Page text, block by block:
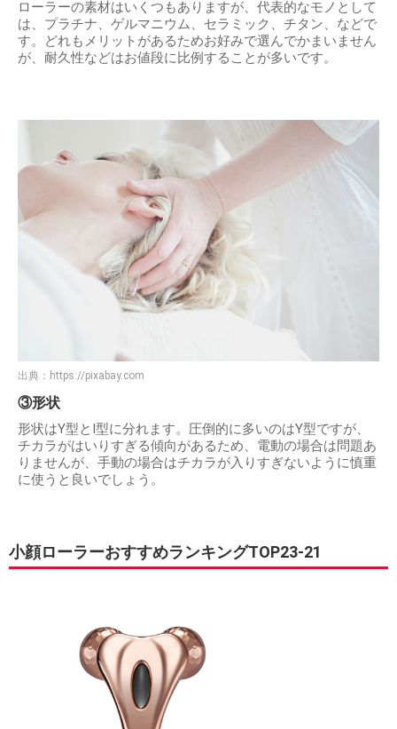
ローラーの素材はいくつもありますが、代表的なモノとして
は、プラチナ、ゲルマニウム、セラミック、チタン、などで
す。どれもメリットがあるためお好みで選んでかまいません
が、耐久性などはお値段に比例することが多いです。
出典： https://pixabay.com
③形状
形状はY型とI型に分れます。圧倒的に多いのはY型ですが、
チカラがはいりすぎる傾向があるため、電動の場合は問題あ
りませんが、手動の場合はチカラが入りすぎないように慎重
に使うと良いでしょう。
小顔ローラーおすすめランキングTOP23-21